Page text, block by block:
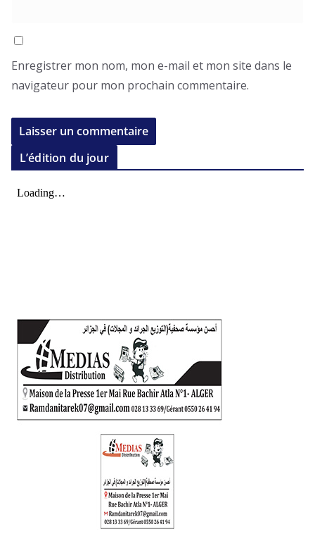
Enregistrer mon nom, mon e-mail et mon site dans le
navigateur pour mon prochain commentaire.
L’édition du jour